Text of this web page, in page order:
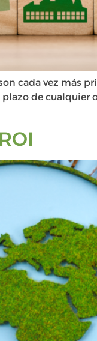
cada vez más
de cualquier